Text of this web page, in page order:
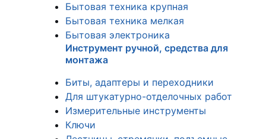
Бытовая техника крупная
Бытовая техника мелкая
Бытовая электроника
Инструмент ручной, средства для
монтажа
Биты, адаптеры и переходники
Для штукатурно-отделочных работ
Измерительные инструменты
Ключи